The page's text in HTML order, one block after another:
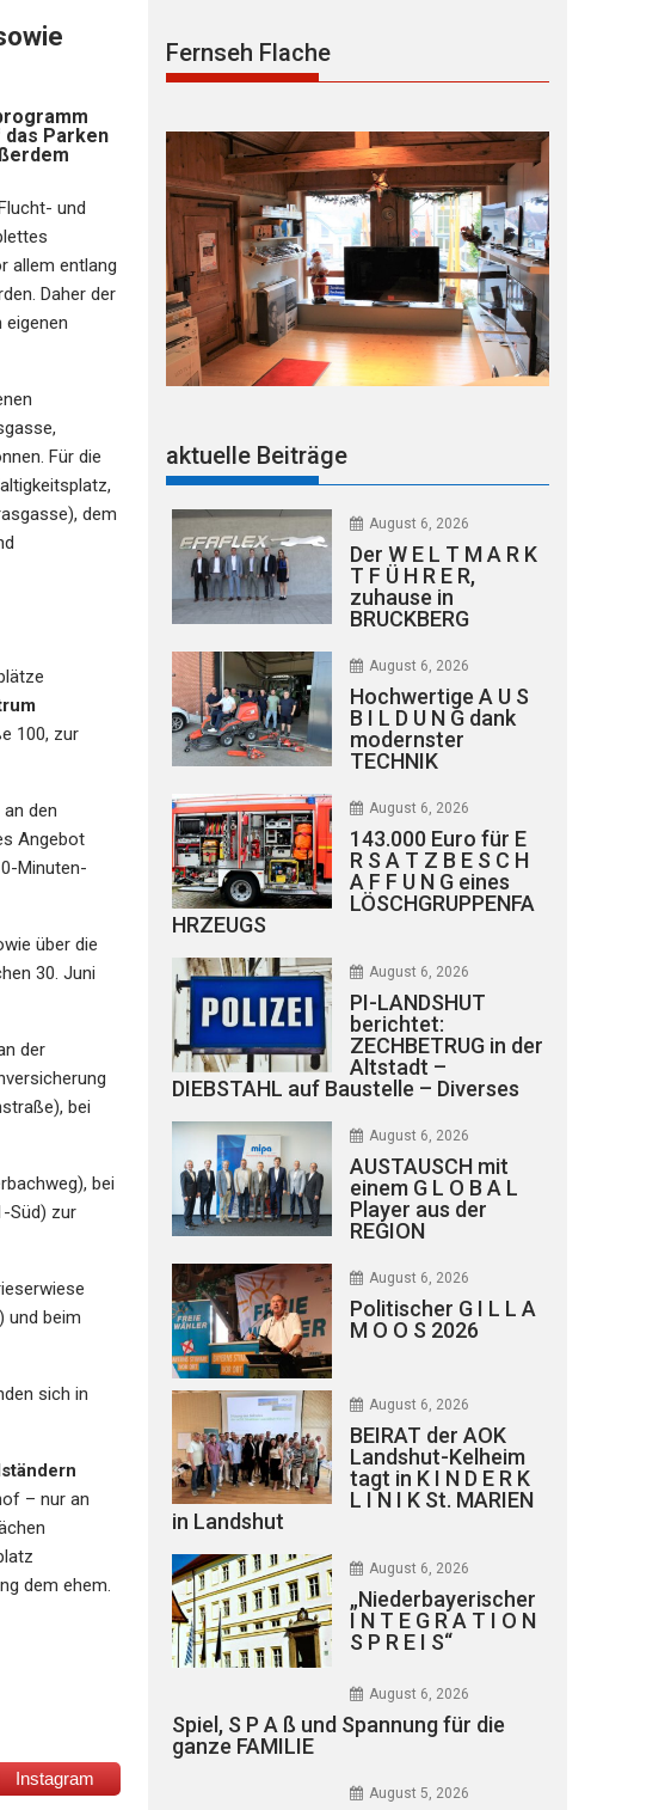
Parken
und
allem entlang
Daher der
eigenen
Für die
dem
100, zur
den
Angebot
Minuten-
über die
30. Juni
der
bei
bei
Süd) zur
und beim
sich in
– nur an
dem ehem.
Instagram
Fernseh Flache
aktuelle Beiträge
August 6, 2026
Der W E L T M A R K
T F Ü H R E R,
zuhause in
BRUCKBERG
August 6, 2026
Hochwertige A U S
B I L D U N G dank
modernster
TECHNIK
August 6, 2026
143.000 Euro für E
R S A T Z B E S C H
A F F U N G eines
LÖSCHGRUPPENFA
HRZEUGS
August 6, 2026
PI-LANDSHUT
berichtet:
ZECHBETRUG in der
Altstadt –
DIEBSTAHL auf Baustelle – Diverses
August 6, 2026
AUSTAUSCH mit
einem G L O B A L
Player aus der
REGION
August 6, 2026
Politischer G I L L A
M O O S 2026
August 6, 2026
BEIRAT der AOK
Landshut-Kelheim
tagt in K I N D E R K
L I N I K St. MARIEN
in Landshut
August 6, 2026
„Niederbayerischer
I N T E G R A T I O N
S P R E I S“
August 6, 2026
Spiel, S P A ß und Spannung für die
ganze FAMILIE
August 5, 2026